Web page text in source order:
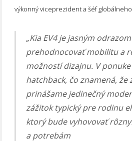
výkonný viceprezident a šéf
„Kia EV4 je jasným
prehodnocovať mobilitu a
možností dizajnu. V
hatchback, čo znamená, že
prinášame jedinečný
zážitok typický pre rodinu
ktorý bude vyhovovať
a potrebám